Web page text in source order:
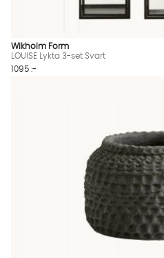
Wikholm Form
LOUISE Lykta 3-set Svart
1095 :-